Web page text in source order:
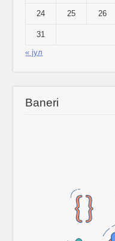
24 25 26
31
« јул
Baneri